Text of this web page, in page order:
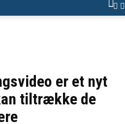
er et nyt
tiltrække de